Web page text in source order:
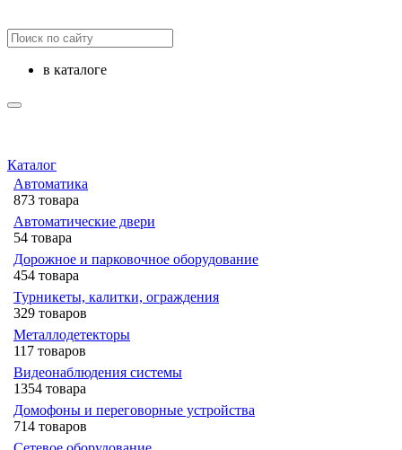
в каталоге
Каталог
Автоматика
873 товара
Автоматические двери
54 товара
Дорожное и парковочное оборудование
454 товара
Турникеты, калитки, ограждения
329 товаров
Металлодетекторы
117 товаров
Видеонаблюдения cистемы
1354 товара
Домофоны и переговорные устройства
714 товаров